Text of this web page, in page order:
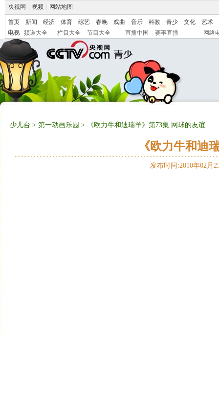
央视网 视频 网站地图
首页 新闻 经济 体育 综艺 春晚 戏曲 音乐 科教 青少 文化
艺术
电视
频道大全 栏目大全 节目大全 直播中国 赛事直播 网络
少儿台 > 第一动画乐园 > 《欧力牛和迪瑞羊》第73集 网球的友谊
《欧力牛和迪
发布时间:2010年02月